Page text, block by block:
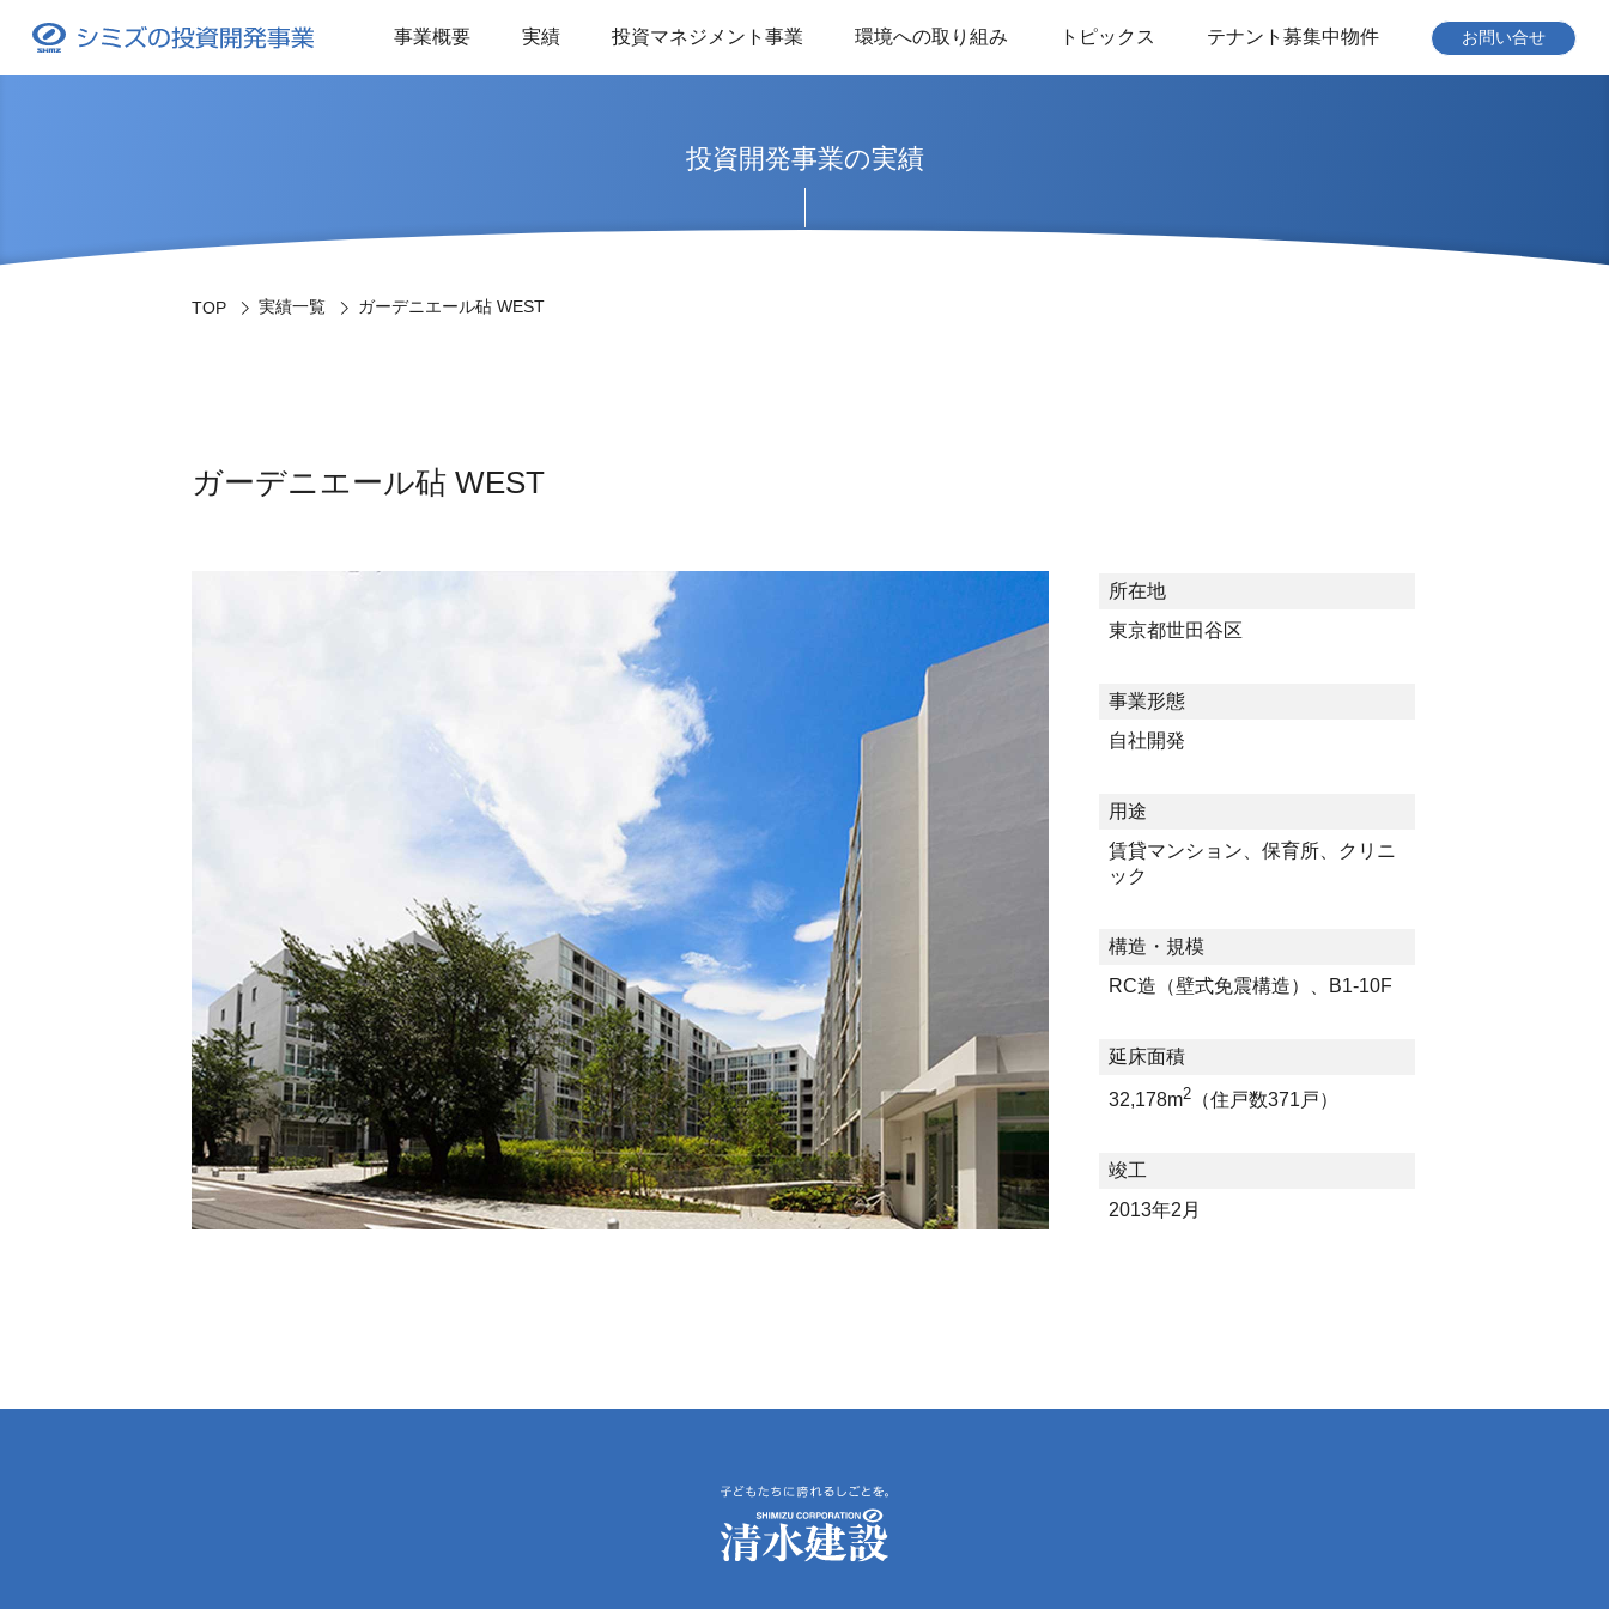
事業概要 実績 投資マネジメント事業 環境への取り組み トピックス テナント募集中物件 お問い合せ
投資開発事業の実績
TOP 実績一覧 ガーデニエール砧 WEST
ガーデニエール砧 WEST
所在地
東京都世田谷区
事業形態
自社開発
用途
賃貸マンション、保育所、クリニ
ック
構造・規模
RC造（壁式免震構造）、B1-10F
延床面積
32,178m2 （住戸数371戸）
竣工
2013年2月